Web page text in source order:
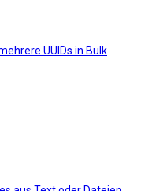
UUIDs in Bulk